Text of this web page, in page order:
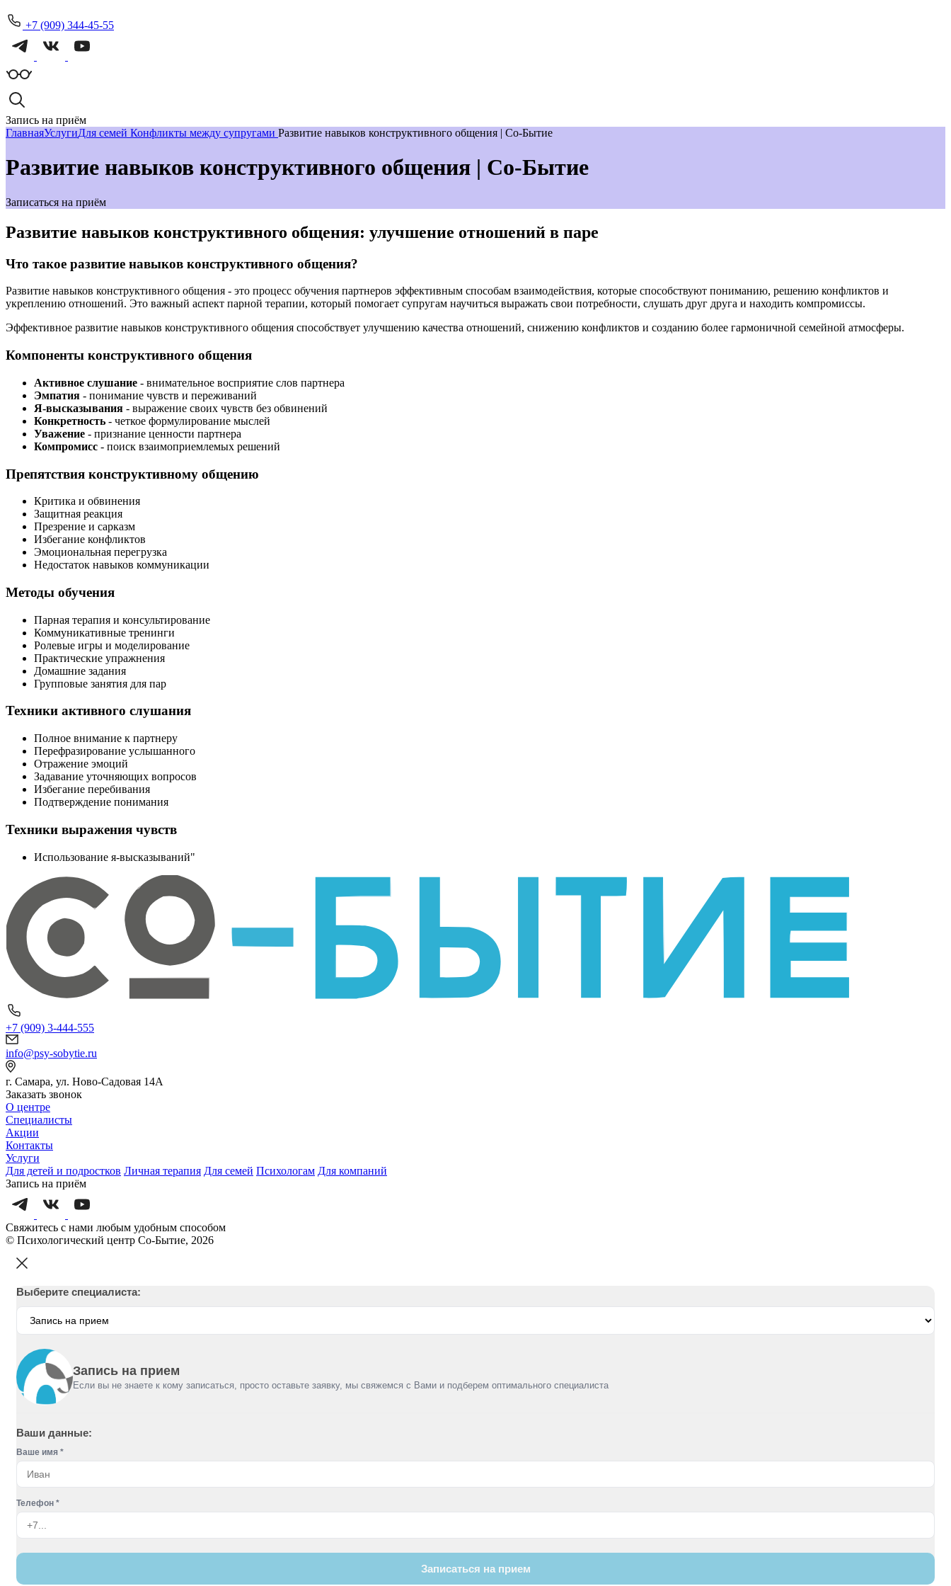
+7 (909) 344-45-55
Запись на приём
ГлавнаяУслугиДля семей Конфликты между супругами Развитие навыков конструктивного общения | Со-Бытие
Развитие навыков конструктивного общения | Со-Бытие
Записаться на приём
Развитие навыков конструктивного общения: улучшение отношений в паре
Что такое развитие навыков конструктивного общения?
Развитие навыков конструктивного общения - это процесс обучения партнеров эффективным способам взаимодействия, которые способствуют пониманию, решению конфликтов и
укреплению отношений. Это важный аспект парной терапии, который помогает супругам научиться выражать свои потребности, слушать друг друга и находить компромиссы.
Эффективное развитие навыков конструктивного общения способствует улучшению качества отношений, снижению конфликтов и созданию более гармоничной семейной атмосферы.
Компоненты конструктивного общения
Активное слушание - внимательное восприятие слов партнера
Эмпатия - понимание чувств и переживаний
Я-высказывания - выражение своих чувств без обвинений
Конкретность - четкое формулирование мыслей
Уважение - признание ценности партнера
Компромисс - поиск взаимоприемлемых решений
Препятствия конструктивному общению
Критика и обвинения
Защитная реакция
Презрение и сарказм
Избегание конфликтов
Эмоциональная перегрузка
Недостаток навыков коммуникации
Методы обучения
Парная терапия и консультирование
Коммуникативные тренинги
Ролевые игры и моделирование
Практические упражнения
Домашние задания
Групповые занятия для пар
Техники активного слушания
Полное внимание к партнеру
Перефразирование услышанного
Отражение эмоций
Задавание уточняющих вопросов
Избегание перебивания
Подтверждение понимания
Техники выражения чувств
Использование я-высказываний"
+7 (909) 3-444-555
info@psy-sobytie.ru
г. Самара, ул. Ново-Садовая 14А
Заказать звонок
О центре
Специалисты
Акции
Контакты
Услуги
Для детей и подростков Личная терапия Для семей Психологам Для компаний
Запись на приём
Свяжитесь с нами любым удобным способом
© Психологический центр Со-Бытие, 2026
Выберите специалиста:
Запись на прием
Если вы не знаете к кому записаться, просто оставьте заявку, мы свяжемся с Вами и подберем оптимального специалиста
Ваши данные:
Ваше имя *
Телефон *
Записаться на прием